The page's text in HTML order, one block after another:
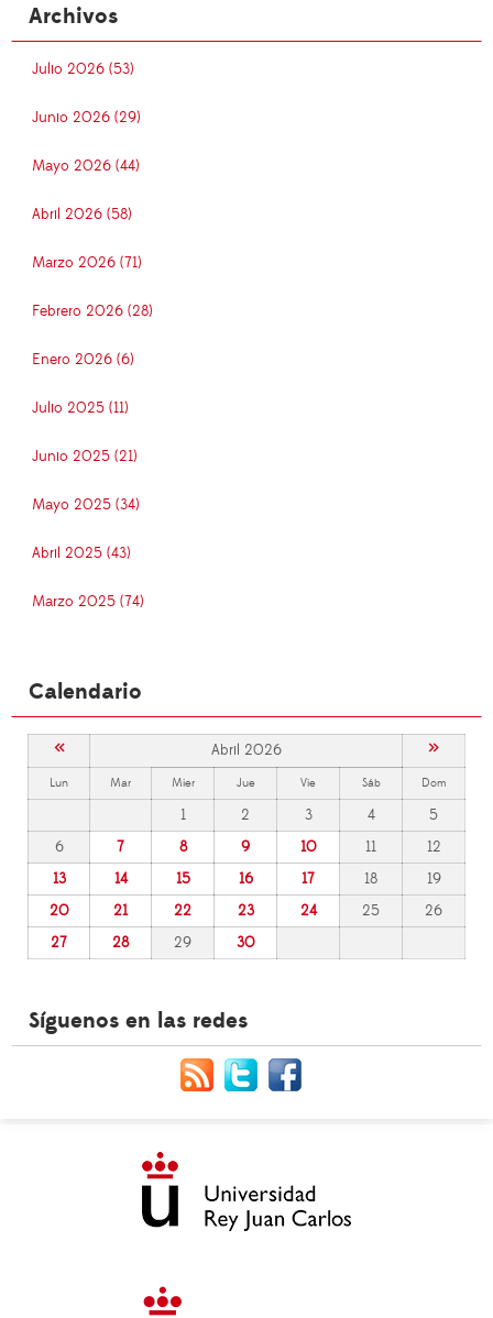
Archivos
Julio 2026 (53)
Junio 2026 (29)
Mayo 2026 (44)
Abril 2026 (58)
Marzo 2026 (71)
Febrero 2026 (28)
Enero 2026 (6)
Julio 2025 (11)
Junio 2025 (21)
Mayo 2025 (34)
Abril 2025 (43)
Marzo 2025 (74)
Calendario
« Abril 2026 »
Lun Mar Mier Jue Vie Sáb Dom
1 2 3 4
5
6
7 8 9 10 11
12
13
14 15 16 17 18
19
20
21 22 23 24 25
26
27
28 29 30
Síguenos en las redes